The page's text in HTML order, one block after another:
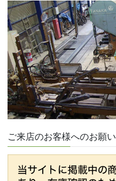
ご来店のお客様へのお願い